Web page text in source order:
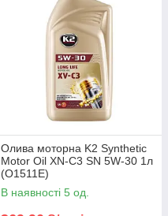
Олива моторна K2 Synthetic
Motor Oil XN-C3 SN 5W-30 1л
(O1511E)
В наявності 5 од.